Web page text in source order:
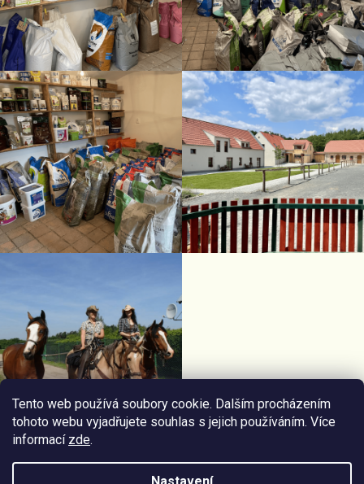
Tento web používá soubory cookie. Dalším procházením
tohoto webu vyjadřujete souhlas s jejich používáním. Více
informací zde.